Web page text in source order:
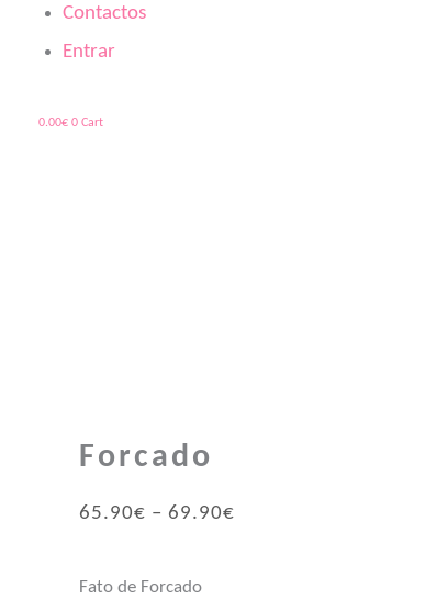
Contactos
Entrar
0.00€ 0 Cart
Forcado
65.90€ – 69.90€
Fato de Forcado